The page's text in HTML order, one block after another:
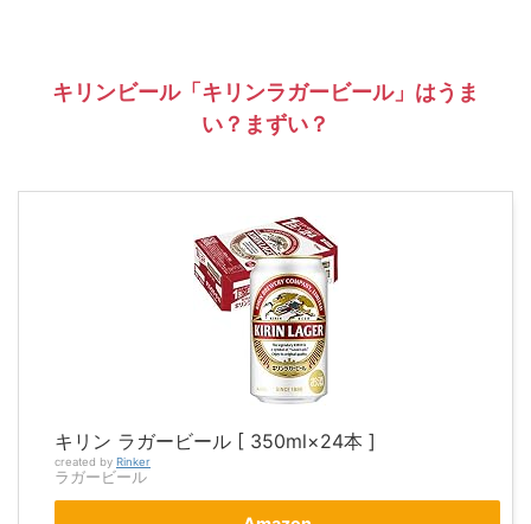
キリンビール「キリンラガービール」はうま
い？まずい？
キリン ラガービール [ 350ml×24本 ]
created by Rinker
ラガービール